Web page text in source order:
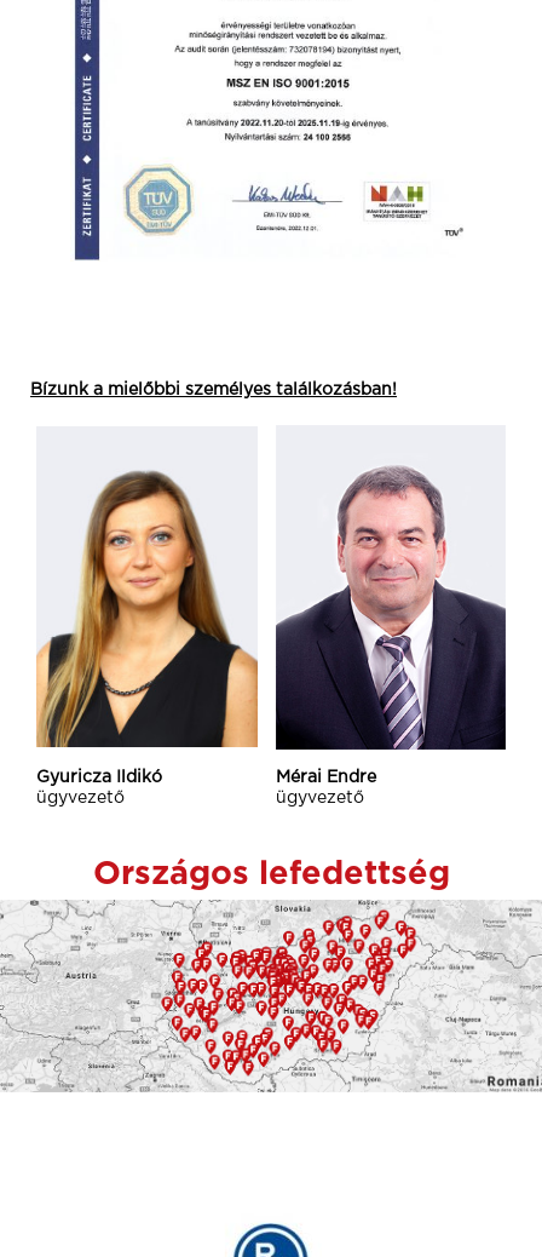
Bízunk a mielőbbi személyes találkozásban!
Gyuricza Ildikó
ügyvezető
Mérai Endre
ügyvezető
Országos lefedettség